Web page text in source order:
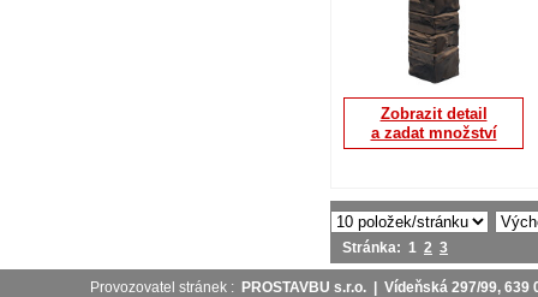
Zobrazit detail
a zadat množství
Stránka: 1 2 3
Provozovatel stránek : PROSTAVBU s.r.o. | Vídeňská 297/99,